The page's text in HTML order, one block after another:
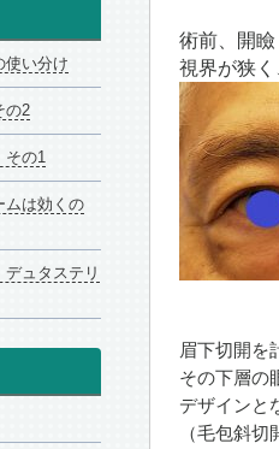
い分け
の2
の1
は効くの
ュタステリ
術前、開
視界が狭く
眉下切開を
その下層の
デザインと
（毛包斜